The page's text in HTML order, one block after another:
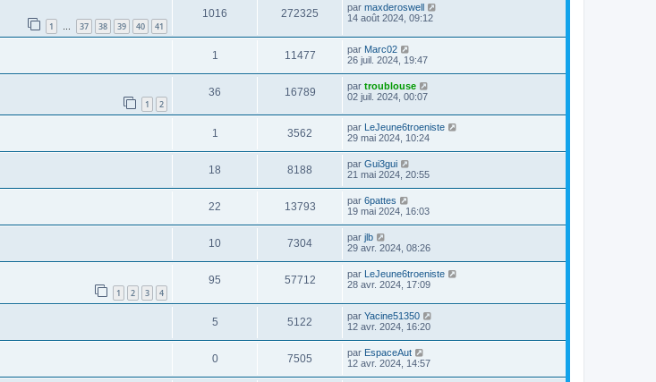
1 37 38 39 40 41
1016 272325 par maxderoswell
14 août 2024, 09:12
1 11477 par Marc02
26 juil. 2024, 19:47
1 2
36 16789 par troublouse
02 juil. 2024, 00:07
1 3562 par LeJeune6troeniste
29 mai 2024, 10:24
18 8188 par Gui3gui
21 mai 2024, 20:55
22 13793 par 6pattes
19 mai 2024, 16:03
10 7304 par jlb
29 avr. 2024, 08:26
1 2 3 4
95 57712 par LeJeune6troeniste
28 avr. 2024, 17:09
5 5122 par Yacine51350
12 avr. 2024, 16:20
0 7505 par EspaceAut
12 avr. 2024, 14:57